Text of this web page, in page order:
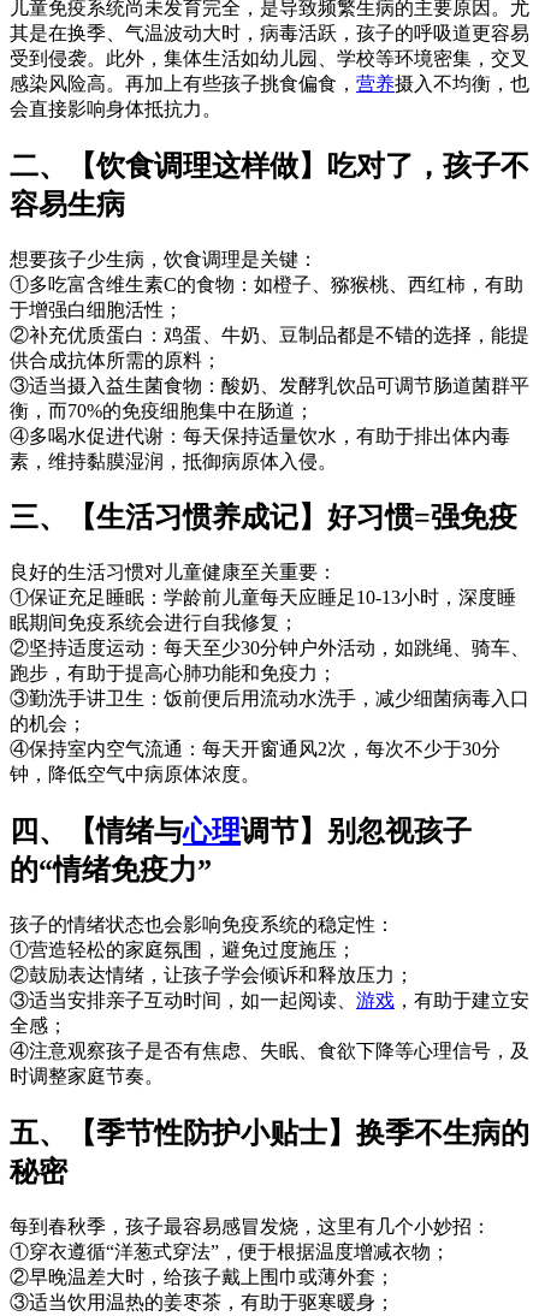
儿童免疫系统尚未发育完全，是导致频繁生病的主要原因。尤
其是在换季、气温波动大时，病毒活跃，孩子的呼吸道更容易
受到侵袭。此外，集体生活如幼儿园、学校等环境密集，交叉
感染风险高。再加上有些孩子挑食偏食， 营养摄入不均衡，也
会直接影响身体抵抗力。
二、【饮食调理这样做】吃对了，孩子不
容易生病
想要孩子少生病，饮食调理是关键：
①多吃富含维生素C的食物：如橙子、猕猴桃、西红柿，有助
于增强白细胞活性；
②补充优质蛋白：鸡蛋、牛奶、豆制品都是不错的选择，能提
供合成抗体所需的原料；
③适当摄入益生菌食物：酸奶、发酵乳饮品可调节肠道菌群平
衡，而70%的免疫细胞集中在肠道；
④多喝水促进代谢：每天保持适量饮水，有助于排出体内毒
素，维持黏膜湿润，抵御病原体入侵。
三、【生活习惯养成记】好习惯=强免疫
良好的生活习惯对儿童健康至关重要：
①保证充足睡眠：学龄前儿童每天应睡足10-13小时，深度睡
眠期间免疫系统会进行自我修复；
②坚持适度运动：每天至少30分钟户外活动，如跳绳、骑车、
跑步，有助于提高心肺功能和免疫力；
③勤洗手讲卫生：饭前便后用流动水洗手，减少细菌病毒入口
的机会；
④保持室内空气流通：每天开窗通风2次，每次不少于30分
钟，降低空气中病原体浓度。
四、【情绪与心理调节】别忽视孩子
的“情绪免疫力”
孩子的情绪状态也会影响免疫系统的稳定性：
①营造轻松的家庭氛围，避免过度施压；
②鼓励表达情绪，让孩子学会倾诉和释放压力；
③适当安排亲子互动时间，如一起阅读、 游戏 ，有助于建立安
全感；
④注意观察孩子是否有焦虑、失眠、食欲下降等心理信号，及
时调整家庭节奏。
五、【季节性防护小贴士】换季不生病的
秘密
每到春秋季，孩子最容易感冒发烧，这里有几个小妙招：
①穿衣遵循“洋葱式穿法”，便于根据温度增减衣物；
②早晚温差大时，给孩子戴上围巾或薄外套；
③适当饮用温热的姜枣茶，有助于驱寒暖身；